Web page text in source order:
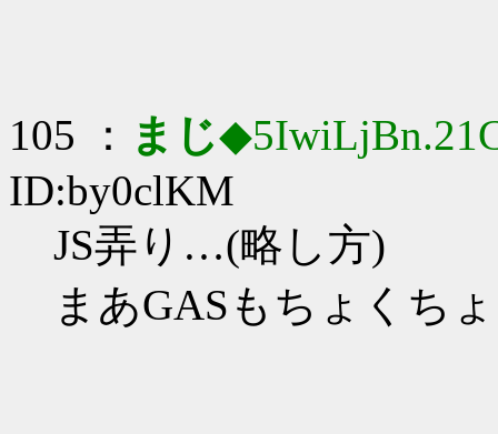
105 ： まじ
ID:by0clKM
JS弄り…(略し方)
まあGASもちょくち